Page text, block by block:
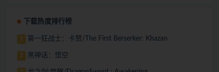
下载热度排行榜
1 第一狂战士：卡赞/The First Berserker: Khazan
2 黑神话：悟空